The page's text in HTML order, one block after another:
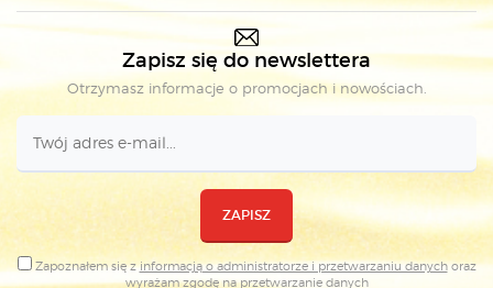
Zapisz się do newslettera
Otrzymasz informacje o promocjach i nowościach.
ZAPISZ
Zapoznałem się zinformacją o administratorze i przetwarzaniu danychoraz
wyrażam zgodę naprzetwarzanie danych